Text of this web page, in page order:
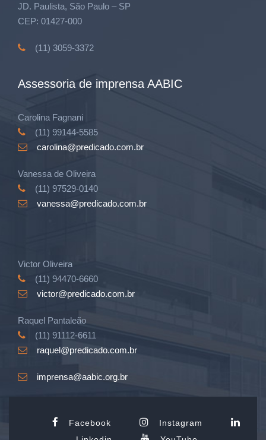
JD. Paulista, São Paulo – SP
CEP: 01427-000
(11) 3059-3372
Assessoria de imprensa AABIC
Carolina Fagnani
(11) 99144-5585
carolina@predicado.com.br
Vanessa de Oliveira
(11) 97529-0140
vanessa@predicado.com.br
Victor Oliveira
(11) 94470-6660
victor@predicado.com.br
Raquel Pantaleão
(11) 91112-6611
raquel@predicado.com.br
imprensa@aabic.org.br
Facebook
Instagram